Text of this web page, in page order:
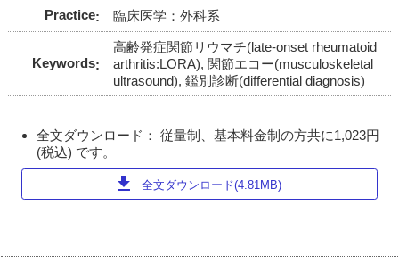
Practice
臨床医学：外科系
Keywords
高齢発症関節リウマチ(late-onset rheumatoid
arthritis:LORA), 関節エコー(musculoskeletal
ultrasound), 鑑別診断(differential diagnosis)
全文ダウンロード： 従量制、基本料金制の方共に1,023円
(税込) です。
download 全文ダウンロード(4.81MB)